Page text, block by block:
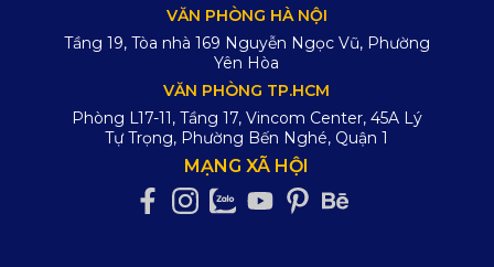
VĂN PHÒNG HÀ NỘI
Tầng 19, Tòa nhà 169 Nguyễn Ngọc Vũ, Phường
Yên Hòa
VĂN PHÒNG TP.HCM
Phòng L17-11, Tầng 17, Vincom Center, 45A Lý
Tự Trọng, Phường Bến Nghé, Quận 1
MẠNG XÃ HỘI